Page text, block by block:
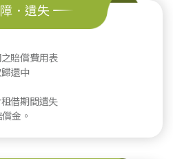
．遺失
賠償費用表
還中
借期間遺失
金。